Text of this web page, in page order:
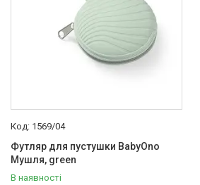
1569/04
Футляр для пустушки BabyOno
Мушля, green
В наявності